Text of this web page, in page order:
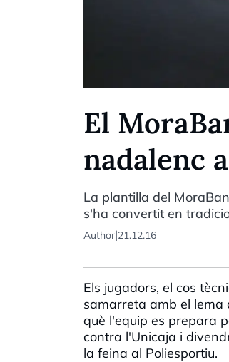
El
nadalenc
La plantilla del
s'ha convertit en
Author|21.12.16
Els jugadors, el cos
samarreta amb el lema
què l'equip es prepara
contra l'Unicaja i
la feina al Poliesportiu.